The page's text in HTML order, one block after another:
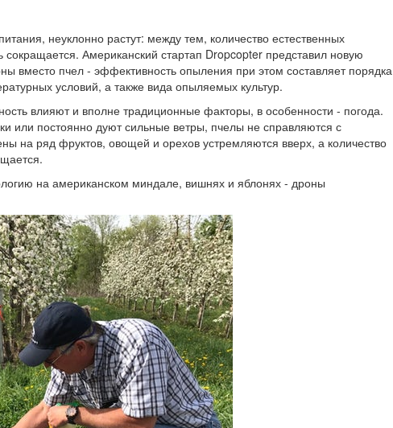
неуклонно растут: между тем, количество естественных
Американский стартап Dropcopter представил новую
вместо пчел - эффективность опыления при этом составляет порядка
условий, а также вида опыляемых культур.
влияют и вполне традиционные факторы, в особенности - погода.
или постоянно дуют сильные ветры, пчелы не справляются с
на ряд фруктов, овощей и орехов устремляются вверх, а количество
на американском миндале, вишнях и яблонях - дроны